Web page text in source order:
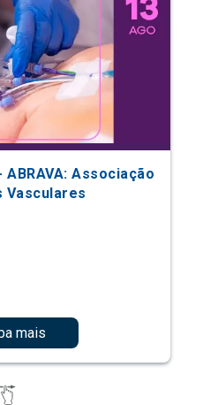
ABRAVA: Associação
Vasculares
mais